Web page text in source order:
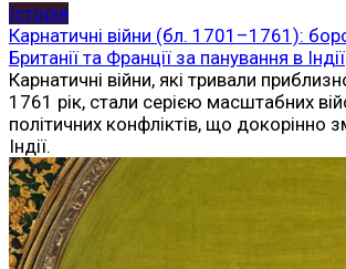
Історія
Карнатичні війни (бл. 1701–1761):
Британії та Франції за панування в Індії
Карнатичні війни, які тривали
1761 рік, стали серією масштабних
політичних конфліктів, що докорінно
Індії.